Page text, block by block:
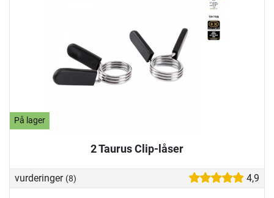
På lager
2 Taurus Clip-låser
vurderinger (8) 4,9